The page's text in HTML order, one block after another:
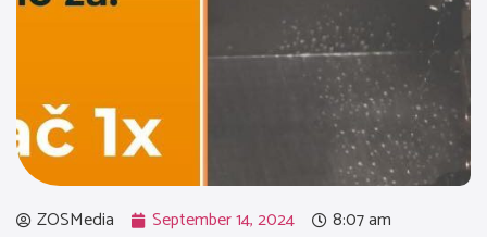
ZOSMedia September 14, 2024 8:07 am